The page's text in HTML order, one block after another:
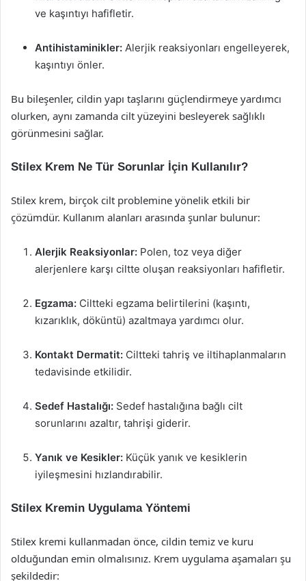
ve kaşıntıyı hafifletir.
Antihistaminikler: Alerjik reaksiyonları engelleyerek,
kaşıntıyı önler.
Bu bileşenler, cildin yapı taşlarını güçlendirmeye yardımcı
olurken, aynı zamanda cilt yüzeyini besleyerek sağlıklı
görünmesini sağlar.
Stilex Krem Ne Tür Sorunlar İçin Kullanılır?
Stilex krem, birçok cilt problemine yönelik etkili bir
çözümdür. Kullanım alanları arasında şunlar bulunur:
Alerjik Reaksiyonlar: Polen, toz veya diğer
alerjenlere karşı ciltte oluşan reaksiyonları hafifletir.
Egzama: Ciltteki egzama belirtilerini (kaşıntı,
kızarıklık, döküntü) azaltmaya yardımcı olur.
Kontakt Dermatit: Ciltteki tahriş ve iltihaplanmaların
tedavisinde etkilidir.
Sedef Hastalığı: Sedef hastalığına bağlı cilt
sorunlarını azaltır, tahrişi giderir.
Yanık ve Kesikler: Küçük yanık ve kesiklerin
iyileşmesini hızlandırabilir.
Stilex Kremin Uygulama Yöntemi
Stilex kremi kullanmadan önce, cildin temiz ve kuru
olduğundan emin olmalısınız. Krem uygulama aşamaları şu
şekildedir: